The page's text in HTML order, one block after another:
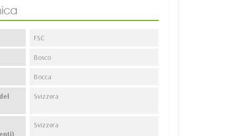
FSC
Bosco
Bocca
Svizzera
Svizzera